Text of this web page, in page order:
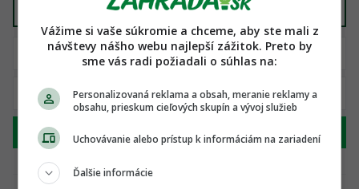
Pozemky, záhrady
Hľadať
Vážime si vaše súkromie a chceme, aby ste mali z
návštevy nášho webu najlepší zážitok. Preto by
sme vás radi požiadali o súhlas na:
Personalizovaná reklama a obsah, meranie reklamy a
obsahu, prieskum cieľových skupín a vývoj služieb
Uchovávanie alebo prístup k informáciám na zariadení
Ďalšie informácie